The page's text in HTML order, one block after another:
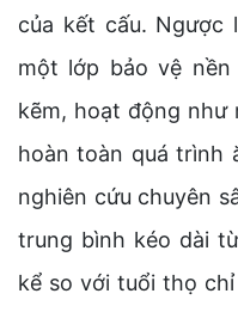
của kết cấu. Ngược
một lớp bảo vệ
kẽm, hoạt động như
hoàn toàn quá trình
nghiên cứu chuyên
trung bình kéo dài
kể so với tuổi thọ